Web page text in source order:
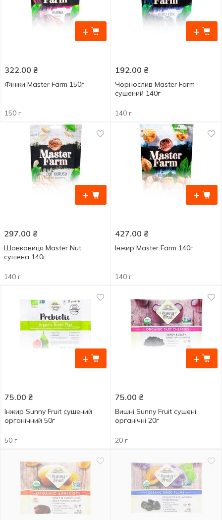
+
322.00 ₴
Фініки Master Farm 150г
150 г
+
192.00 ₴
Чорнослив Master Farm
сушений 140г
140 г
+
297.00 ₴
Шовковиця Master Nut
сушена 140г
140 г
+
427.00 ₴
Інжир Master Farm 140г
140 г
+
75.00 ₴
Інжир Sunny Fruit сушений
органічний 50г
50 г
+
75.00 ₴
Вишні Sunny Fruit сушені
органічні 20г
20 г